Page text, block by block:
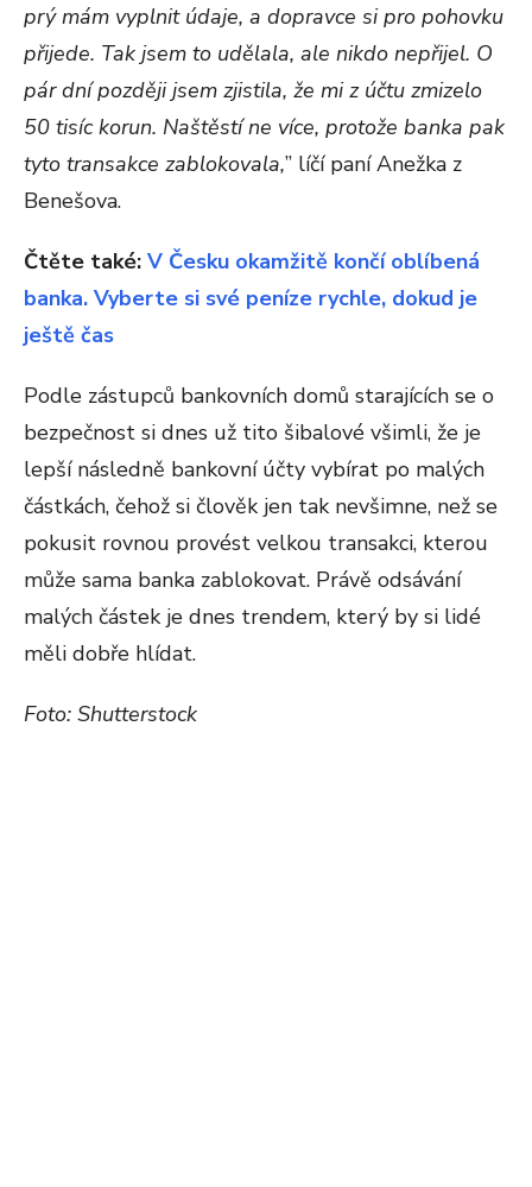
prý mám vyplnit údaje, a dopravce si pro pohovku
přijede. Tak jsem to udělala, ale nikdo nepřijel. O
pár dní později jsem zjistila, že mi z účtu zmizelo
50 tisíc korun. Naštěstí ne více, protože banka pak
tyto transakce zablokovala,” líčí paní Anežka z
Benešova.
Čtěte také: V Česku okamžitě končí oblíbená
banka. Vyberte si své peníze rychle, dokud je
ještě čas
Podle zástupců bankovních domů starajících se o
bezpečnost si dnes už tito šibalové všimli, že je
lepší následně bankovní účty vybírat po malých
částkách, čehož si člověk jen tak nevšimne, než se
pokusit rovnou provést velkou transakci, kterou
může sama banka zablokovat. Právě odsávání
malých částek je dnes trendem, který by si lidé
měli dobře hlídat.
Foto: Shutterstock